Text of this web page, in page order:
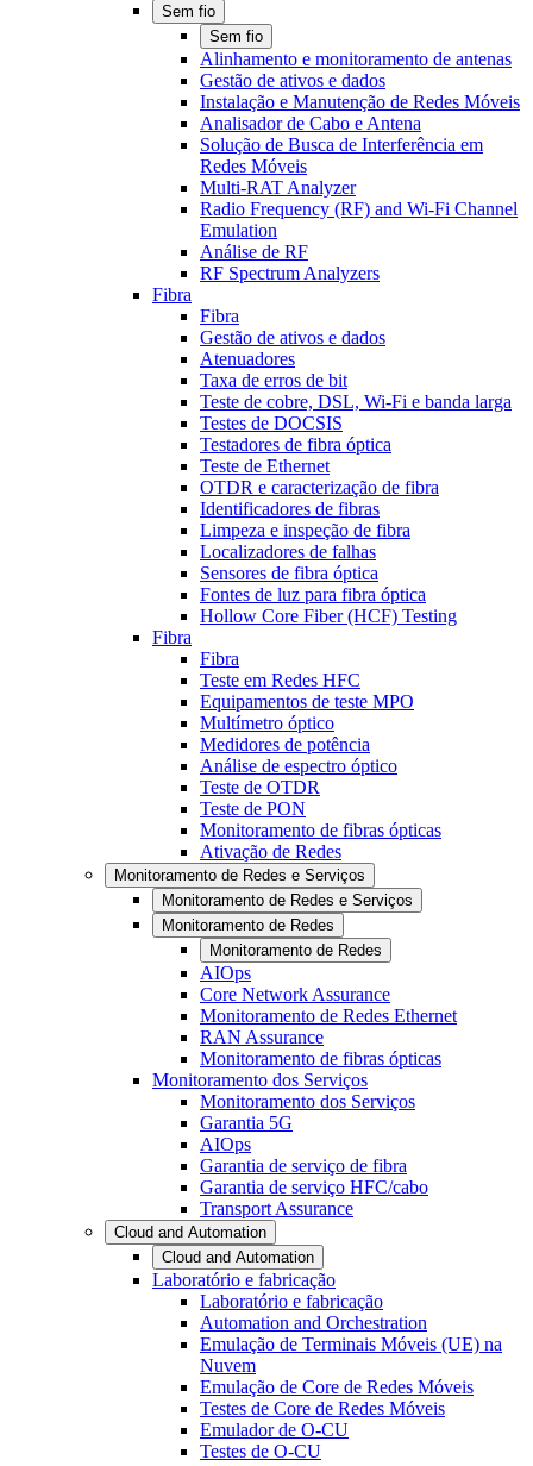
Sem fio
Sem fio
Alinhamento e monitoramento de antenas
Gestão de ativos e dados
Instalação e Manutenção de Redes Móveis
Analisador de Cabo e Antena
Solução de Busca de Interferência em
Redes Móveis
Multi-RAT Analyzer
Radio Frequency (RF) and Wi-Fi Channel
Emulation
Análise de RF
RF Spectrum Analyzers
Fibra
Fibra
Gestão de ativos e dados
Atenuadores
Taxa de erros de bit
Teste de cobre, DSL, Wi-Fi e banda larga
Testes de DOCSIS
Testadores de fibra óptica
Teste de Ethernet
OTDR e caracterização de fibra
Identificadores de fibras
Limpeza e inspeção de fibra
Localizadores de falhas
Sensores de fibra óptica
Fontes de luz para fibra óptica
Hollow Core Fiber (HCF) Testing
Fibra
Fibra
Teste em Redes HFC
Equipamentos de teste MPO
Multímetro óptico
Medidores de potência
Análise de espectro óptico
Teste de OTDR
Teste de PON
Monitoramento de fibras ópticas
Ativação de Redes
Monitoramento de Redes e Serviços
Monitoramento de Redes e Serviços
Monitoramento de Redes
Monitoramento de Redes
AIOps
Core Network Assurance
Monitoramento de Redes Ethernet
RAN Assurance
Monitoramento de fibras ópticas
Monitoramento dos Serviços
Monitoramento dos Serviços
Garantia 5G
AIOps
Garantia de serviço de fibra
Garantia de serviço HFC/cabo
Transport Assurance
Cloud and Automation
Cloud and Automation
Laboratório e fabricação
Laboratório e fabricação
Automation and Orchestration
Emulação de Terminais Móveis (UE) na
Nuvem
Emulação de Core de Redes Móveis
Testes de Core de Redes Móveis
Emulador de O-CU
Testes de O-CU